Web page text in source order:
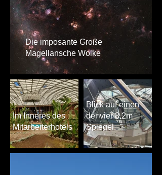
Die imposante Große
Magellansche Wolke
Im Inneres des
Mitarbeiterhotels
Blick auf einen
der vier 8.2m
Spiegel.